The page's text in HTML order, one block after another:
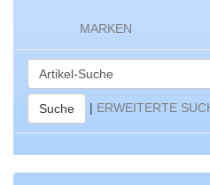
MARKEN
Suche | ERWEITERTE